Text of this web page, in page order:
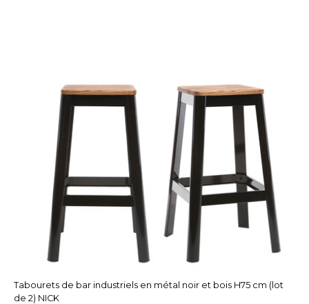
Tabourets de bar industriels en métal noir et bois H75 cm (lot
de 2) NICK